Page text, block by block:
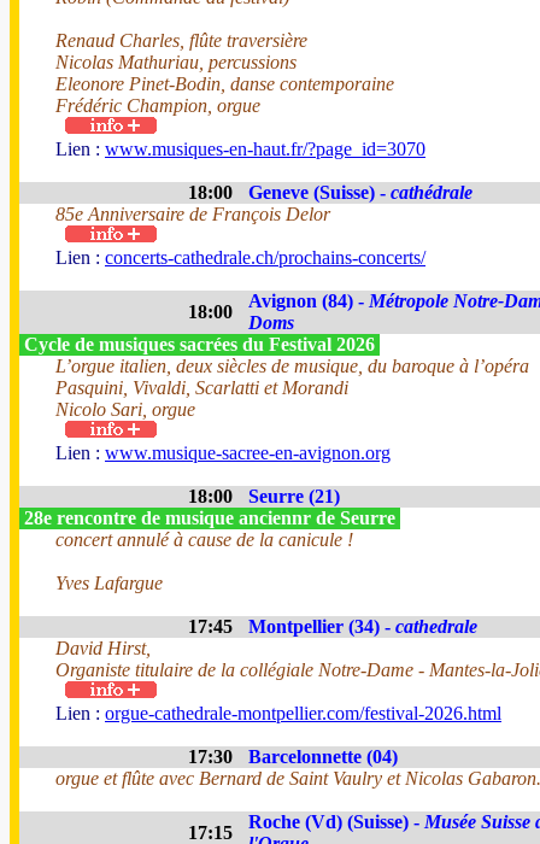
Renaud Charles, flûte traversière
Nicolas Mathuriau, percussions
Eleonore Pinet-Bodin, danse contemporaine
Frédéric Champion, orgue
Lien : www.musiques-en-haut.fr/?page_id=3070
18:00 Geneve (Suisse) - cathédrale
85e Anniversaire de François Delor
Lien : concerts-cathedrale.ch/prochains-concerts/
18:00
Avignon (84) - Métropole Notre-
Doms
Cycle de musiques sacrées du Festival 2026
L’orgue italien, deux siècles de musique, du baroque à l’opéra
Pasquini, Vivaldi, Scarlatti et Morandi
Nicolo Sari, orgue
Lien : www.musique-sacree-en-avignon.org
18:00
Seurre (21)
28e rencontre de musique anciennr de Seurre
concert annulé à cause de la canicule !
Yves Lafargue
17:45 Montpellier (34) - cathedrale
David Hirst,
Organiste titulaire de la collégiale Notre-Dame - Mantes-la-
Lien : orgue-cathedrale-montpellier.com/festival-2026.html
17:30
Barcelonnette (04)
orgue et flûte avec Bernard de Saint Vaulry et Nicolas Gabaron.
17:15
Roche (Vd) (Suisse) - Musée Suisse